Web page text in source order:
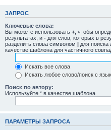
ЗАПРОС
Ключевые слова:
Вы можете использовать + , чтобы
результатах, и - для слов, которых в
разделить слова символом | для поиска
качестве шаблона для частичного
Искать все слова
Искать любое слово/поиск с
Поиск по автору:
Используйте * в качестве шаблона.
ПАРАМЕТРЫ ЗАПРОСА